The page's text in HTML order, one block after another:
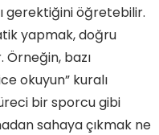
gerektiğini öğretebilir.
yapmak, doğru
bazı
okuyun” kuralı
bir sporcu gibi
sahaya çıkmak ne